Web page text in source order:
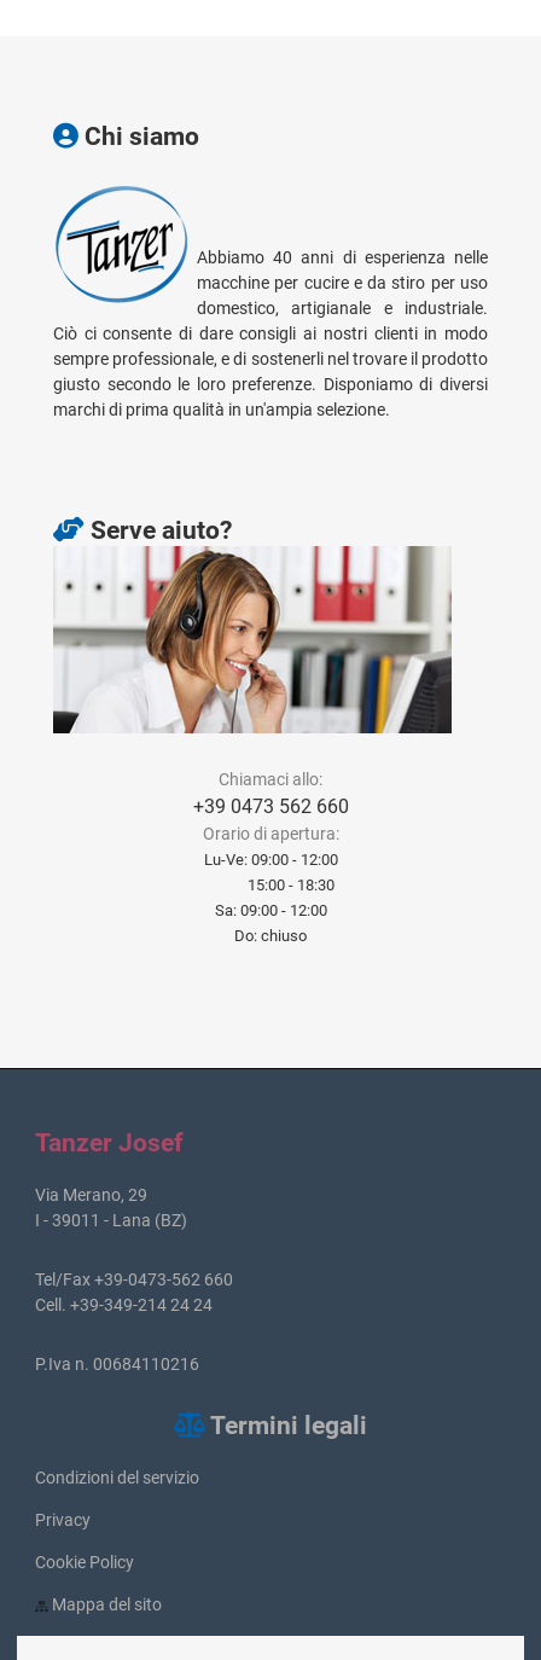
Chi siamo
Abbiamo 40 anni di esperienza nelle
macchine per cucire e da stiro per uso
domestico, artigianale e industriale.
Ciò ci consente di dare consigli ai nostri clienti in modo
sempre professionale, e di sostenerli nel trovare il prodotto
giusto secondo le loro preferenze. Disponiamo di diversi
marchi di prima qualità in un'ampia selezione.
Serve aiuto?
Chiamaci allo:
+39 0473 562 660
Orario di apertura:
Lu-Ve: 09:00 - 12:00
15:00 - 18:30
Sa: 09:00 - 12:00
Do: chiuso
Tanzer Josef
Via Merano, 29
I - 39011 - Lana (BZ)
Tel/Fax +39-0473-562 660
Cell. +39-349-214 24 24
P.Iva n. 00684110216
Termini legali
Condizioni del servizio
Privacy
Cookie Policy
Mappa del sito